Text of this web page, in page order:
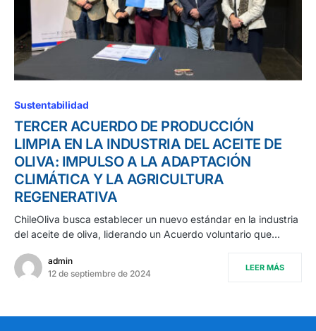
Sustentabilidad
TERCER ACUERDO DE PRODUCCIÓN
LIMPIA EN LA INDUSTRIA DEL ACEITE DE
OLIVA: IMPULSO A LA ADAPTACIÓN
CLIMÁTICA Y LA AGRICULTURA
REGENERATIVA
ChileOliva busca establecer un nuevo estándar en la industria
del aceite de oliva, liderando un Acuerdo voluntario que…
admin
12 de septiembre de 2024
LEER MÁS